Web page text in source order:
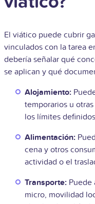
El viático puede cubrir
vinculados con la tarea
debería señalar qué
se aplican y qué
Alojamiento:
temporarios u
los límites
Alimentación:
cena y otros
actividad o el
Transporte: Puede
micro, movilidad